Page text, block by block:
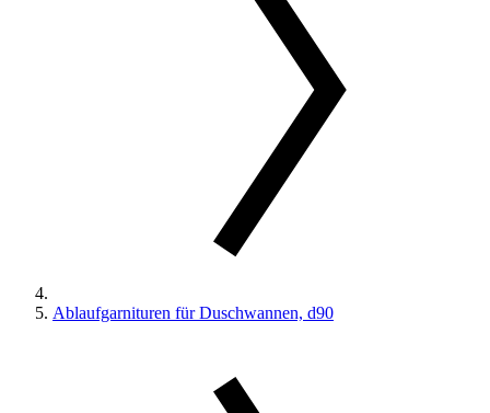
Ablaufgarnituren für Duschwannen, d90